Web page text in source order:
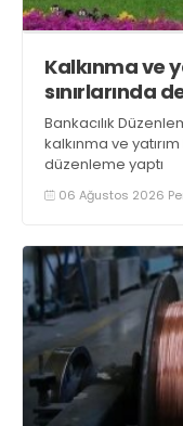
Kalkınma ve
sınırlarında
Bankacılık
kalkınma ve
düzenleme yaptı
06 Ağustos 2026